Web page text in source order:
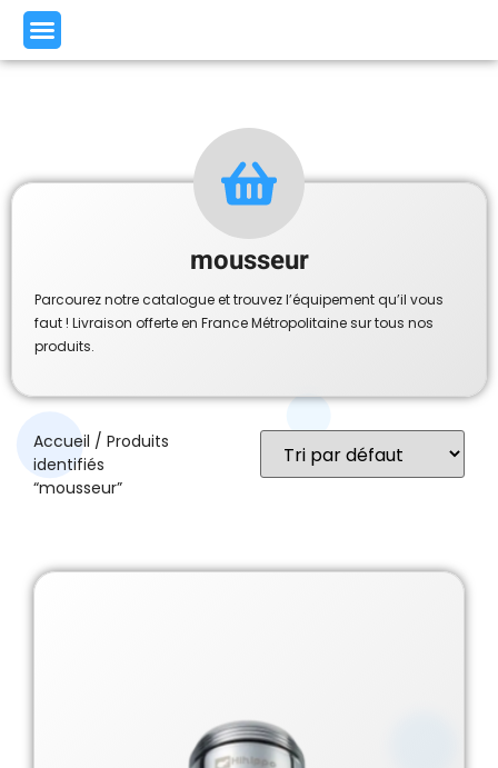
mousseur
Parcourez notre catalogue et trouvez l’équipement qu’il vous
faut ! Livraison offerte en France Métropolitaine sur tous nos
produits.
Accueil / Produits
identifiés
“mousseur”